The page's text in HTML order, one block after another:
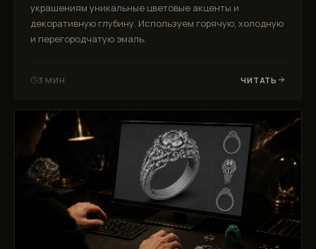
украшениям уникальные цветовые акценты и
декоративную глубину. Используем горячую, холодную
и перегородчатую эмаль.
3 МИН ЧИТАТЬ